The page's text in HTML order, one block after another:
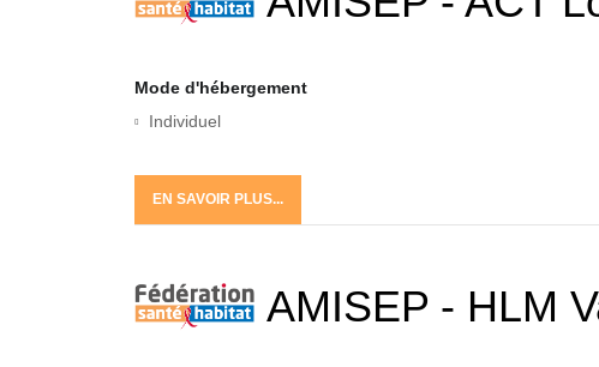
Mode d'hébergement
Individuel
EN SAVOIR PLUS...
AMISEP - HLM